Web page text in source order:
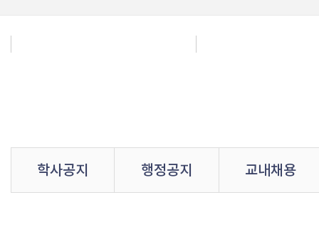
학사공지 행정공지 교내채용